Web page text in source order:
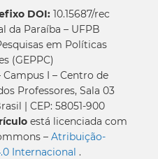
DOI:10.15687/rec
da Paraíba – UFPB
em Políticas
(GEPPC)
I – Centro de
Professores, Sala 03
| CEP: 58051-900
está licenciada com
– Atribuição-
Internacional .